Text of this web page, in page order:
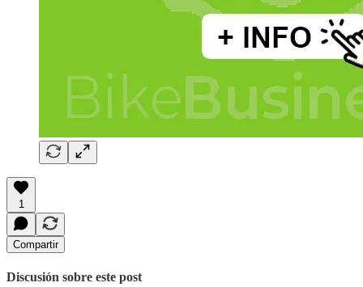
1
Compartir
Discusión sobre este post